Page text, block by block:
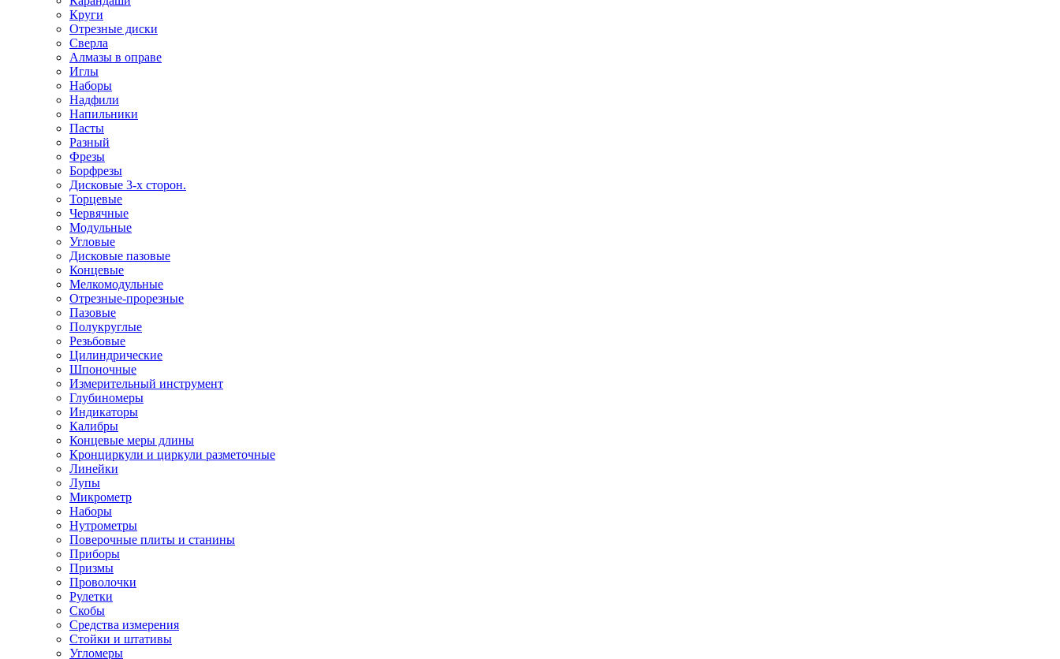
Круги
Отрезные диски
Сверла
Алмазы в оправе
Иглы
Наборы
Надфили
Напильники
Пасты
Разный
Фрезы
Борфрезы
Дисковые 3-х сторон.
Торцевые
Червячные
Модульные
Угловые
Дисковые пазовые
Концевые
Мелкомодульные
Отрезные-прорезные
Пазовые
Полукруглые
Резьбовые
Цилиндрические
Шпоночные
Измерительный инструмент
Глубиномеры
Индикаторы
Калибры
Концевые меры длины
Кронциркули и циркули разметочные
Линейки
Лупы
Микрометр
Наборы
Нутрометры
Поверочные плиты и станины
Приборы
Призмы
Проволочки
Рулетки
Скобы
Средства измерения
Стойки и штативы
Угломеры